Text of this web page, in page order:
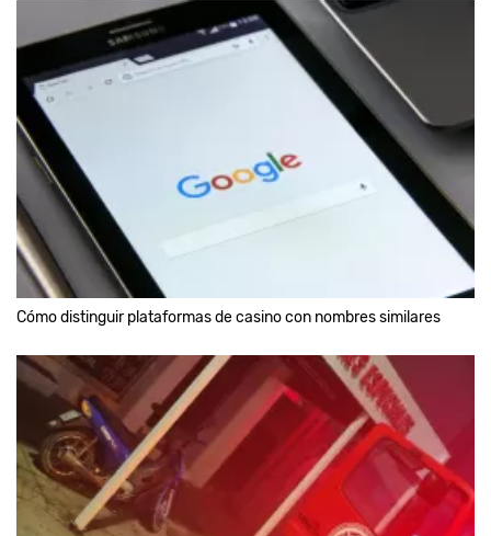
Cómo distinguir plataformas de casino con nombres similares